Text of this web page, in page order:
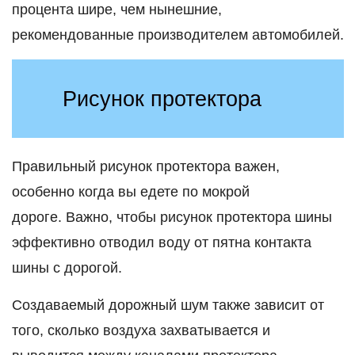
процента шире, чем нынешние,
рекомендованные производителем автомобилей.
Рисунок протектора
Правильный рисунок протектора важен,
особенно когда вы едете по мокрой
дороге. Важно, чтобы рисунок протектора шины
эффективно отводил воду от пятна контакта
шины с дорогой.
Создаваемый дорожный шум также зависит от
того, сколько воздуха захватывается и